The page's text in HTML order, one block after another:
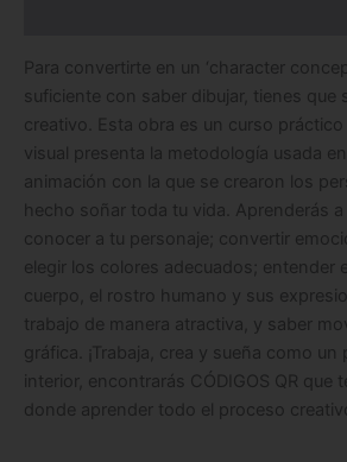
Para convertirte en un ‘character
suficiente con saber dibujar, tienes que
creativo. Esta obra es un curso
visual presenta la metodología usada
animación con la que se crearon los
hecho soñar toda tu vida. Aprenderás
conocer a tu personaje; convertir
elegir los colores adecuados; entender
cuerpo, el rostro humano y sus
trabajo de manera atractiva, y saber
gráfica. ¡Trabaja, crea y sueña como un
interior, encontrarás CÓDIGOS QR que
donde aprender todo el proceso